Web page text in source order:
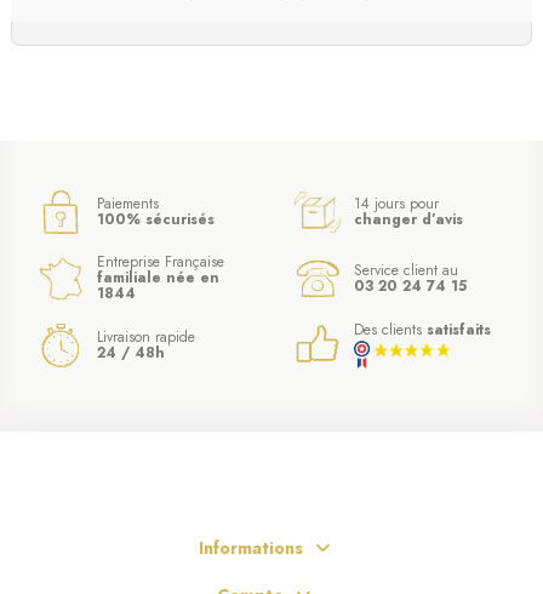
(5 avis)
Paiements
100% sécurisés
14 jours pour
changer d’avis
Entreprise Française
familiale née en
1844
Service client au
03 20 24 74 15
Livraison rapide
24 / 48h
Des clients satisfaits
Informations